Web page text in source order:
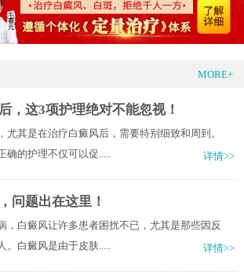
MORE+
，这3项护理绝对不能忽视！
尤其是在治疗白癜风后，需要特别细致和周到。
确的护理不仅可以促.....
详情>>
问题出在这里！
，白癜风让许多患者困扰不已，尤其是那些因反
。白癜风是由于皮肤.....
详情>>